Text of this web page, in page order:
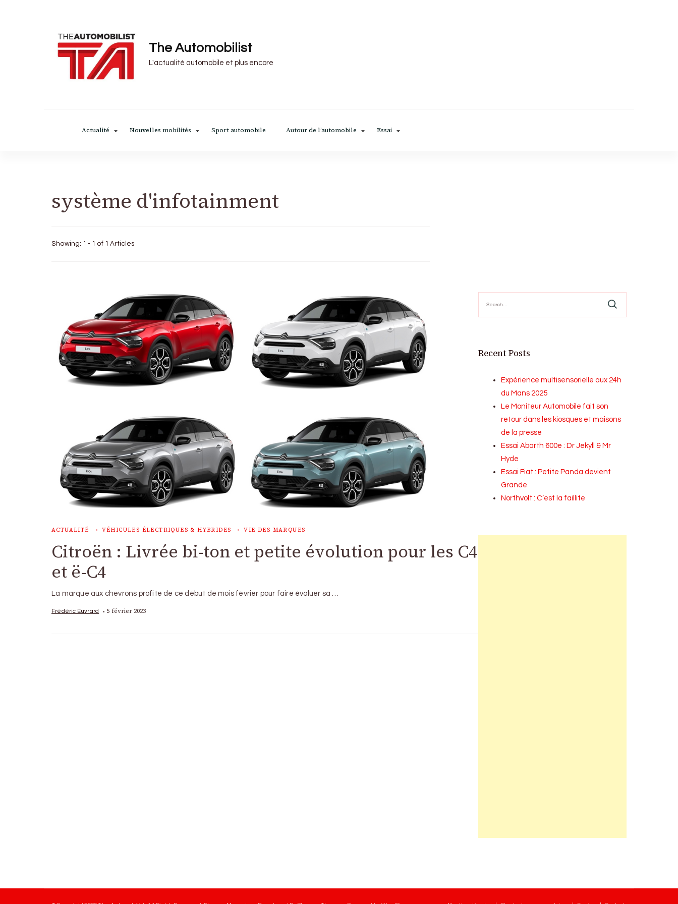
The Automobilist
L'actualité automobile et plus encore
Actualité Nouvelles mobilités Sport automobile Autour de l’automobile Essai
système d'infotainment
Showing: 1 - 1 of 1 Articles
ACTUALITÉ VÉHICULES ÉLECTRIQUES & HYBRIDES VIE DES MARQUES
Citroën : Livrée bi-ton et petite évolution pour les C4
et ë-C4
La marque aux chevrons profite de ce début de mois février pour faire évoluer sa …
Frédéric Euvrard 5 février 2023
for:
Recent Posts
Expérience multisensorielle aux 24h
du Mans 2025
Le Moniteur Automobile fait son
retour dans les kiosques et maisons
de la presse
Essai Abarth 600e : Dr Jekyll & Mr
Hyde
Essai Fiat : Petite Panda devient
Grande
Northvolt : C’est la faillite